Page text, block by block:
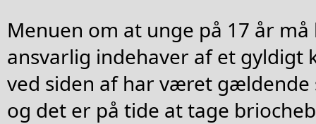
Menuen om at unge på 17 år
ansvarlig indehaver af et gyldigt
ved siden af har været gældende
og det er på tide at tage